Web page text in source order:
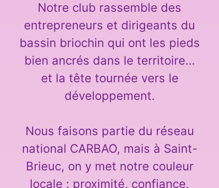
Notre club rassemble des
entrepreneurs et dirigeants du
bassin briochin qui ont les pieds
bien ancrés dans le territoire…
et la tête tournée vers le
développement.
Nous faisons partie du réseau
national CARBAO, mais à Saint-
Brieuc, on y met notre couleur
locale : proximité, confiance,